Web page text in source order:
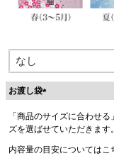
お渡し袋
必
須
)
「商品のサイズに合わせ
ズを選ばせていただきます。
内容量の目安についてはこ